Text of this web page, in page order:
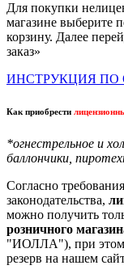
Для покупки
магазине выберите
корзину. Далее
заказ»
ИНСТРУКЦИЯ
Как приобрести
*огнестрельное и
баллончики,
Согласно
законодательства,
можно получить
розничного
"ИОЛЛА"), при этом
резерв на нашем